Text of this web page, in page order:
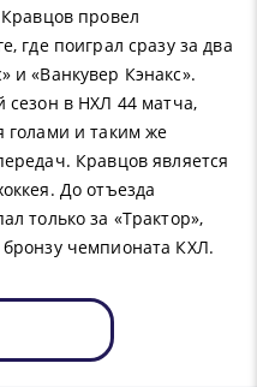
провел
где поиграл сразу за два
«Ванкувер Кэнакс».
сезон в НХЛ 44 матча,
голами и таким же
Кравцов является
До отъезда
только за «Трактор»,
чемпионата КХЛ.